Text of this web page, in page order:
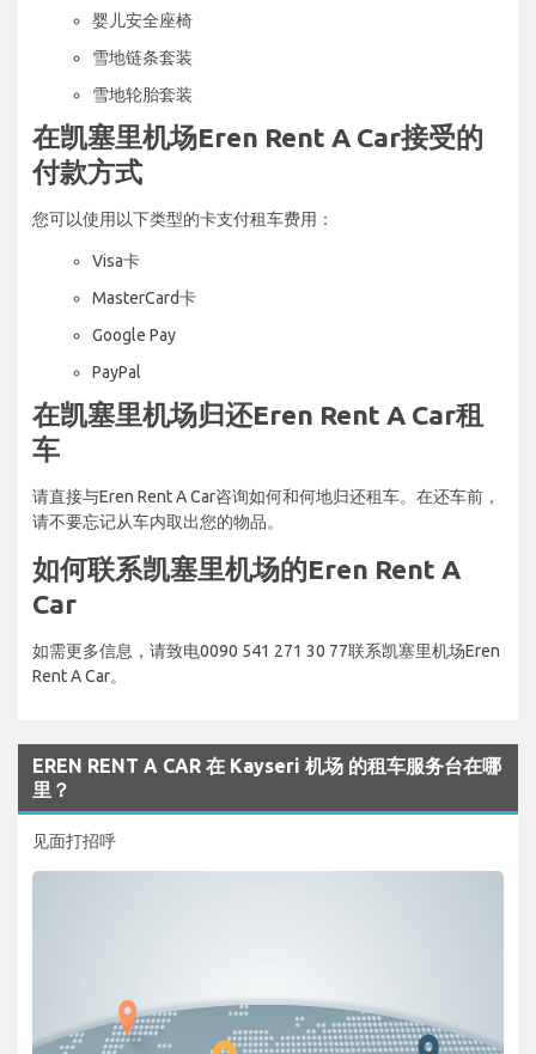
婴儿安全座椅
雪地链条套装
雪地轮胎套装
在凯塞里机场Eren Rent A Car接受的
付款方式
您可以使用以下类型的卡支付租车费用：
Visa卡
MasterCard卡
Google Pay
PayPal
在凯塞里机场归还Eren Rent A Car租
车
请直接与Eren Rent A Car咨询如何和何地归还租车。在还车前，
请不要忘记从车内取出您的物品。
如何联系凯塞里机场的Eren Rent A
Car
如需更多信息，请致电0090 541 271 30 77联系凯塞里机场Eren
Rent A Car。
EREN RENT A CAR 在 Kayseri 机场 的租车服务台在哪
里？
见面打招呼